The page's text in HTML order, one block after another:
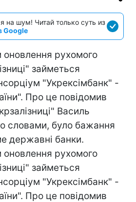
на шум! Читай только суть из
Google
рухомого
займеться
"Укрексімбанк" -
Про це повідомив
Василь
словами, було бажання
державні банки.
рухомого
займеться
"Укрексімбанк" -
Про це повідомив